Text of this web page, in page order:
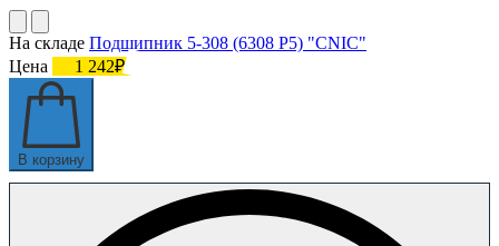
На складе Подшипник 5-308 (6308 P5) "CNIC"
Цена
1 242₽
В корзину